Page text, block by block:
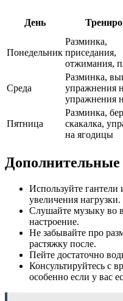
День
Понедельник
Разминка,
приседания,
отжимания,
Среда
Разминка,
упражнения
упражнения
Пятница
Разминка,
скакалка,
на ягодицы
Дополнительные
Используйте
увеличения нагрузки.
Слушайте музыку во
настроение.
Не забывайте про
растяжку после.
Пейте достаточно
Консультируйтесь с
особенно если у вас